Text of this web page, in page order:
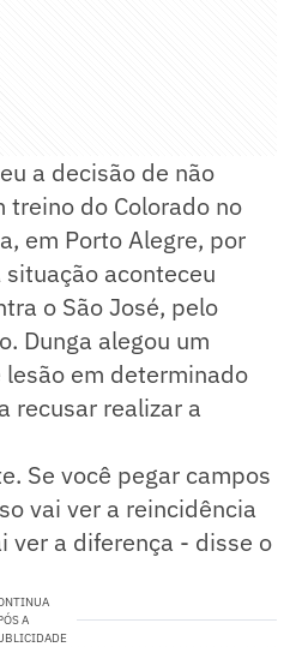
a decisão de não
treino do Colorado no
em Porto Alegre, por
aconteceu
o São José, pelo
Dunga alegou um
em determinado
recusar realizar a
Se você pegar campos
vai ver a reincidência
ver a diferença - disse o
A